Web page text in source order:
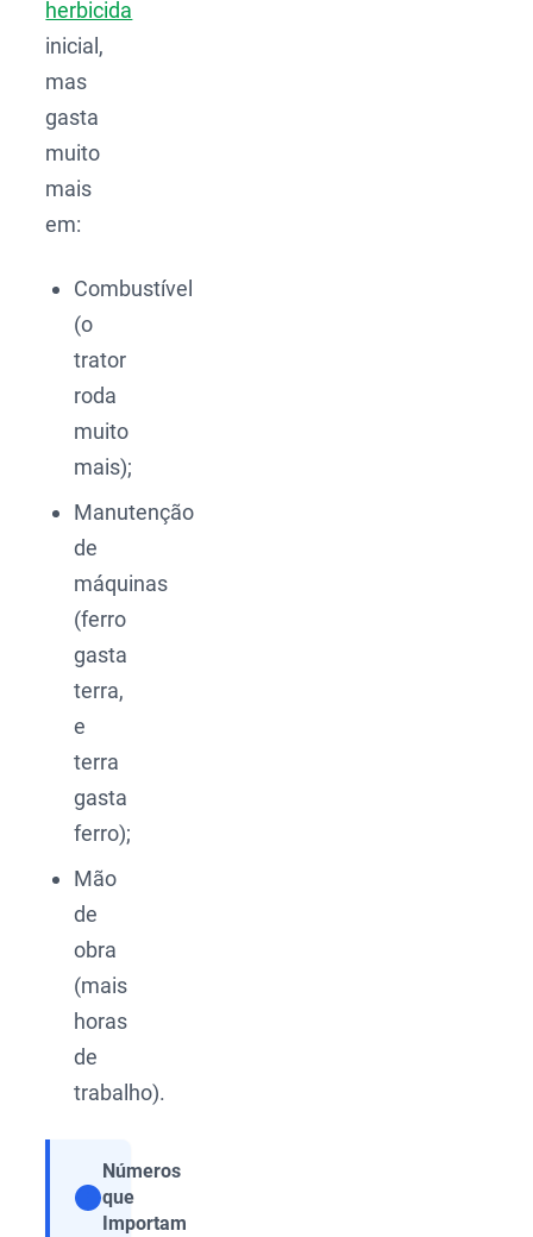
herbicida
inicial,
mas
gasta
muito
mais
em:
Combustível
(o
trator
roda
muito
mais);
Manutenção
de
máquinas
(ferro
gasta
terra,
e
terra
gasta
ferro);
Mão
de
obra
(mais
horas
de
trabalho).
Números
que
Importam